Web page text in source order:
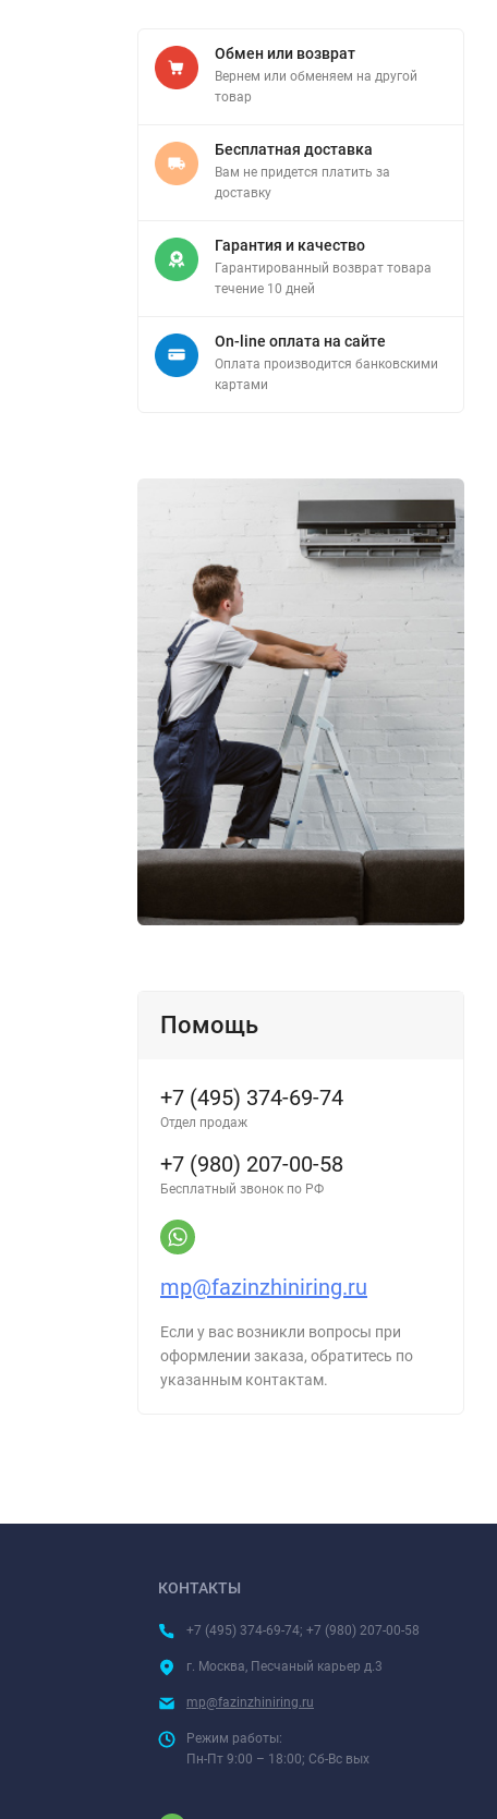
Обмен или возврат
Вернем или обменяем на другой
товар
Бесплатная доставка
Вам не придется платить за
доставку
Гарантия и качество
Гарантированный возврат товара
течение 10 дней
On-line оплата на сайте
Оплата производится банковскими
картами
Помощь
+7 (495) 374-69-74
Отдел продаж
+7 (980) 207-00-58
Бесплатный звонок по РФ
mp@fazinzhiniring.ru
Если у вас возникли вопросы при
оформлении заказа, обратитесь по
указанным контактам.
КОНТАКТЫ
+7 (495) 374-69-74; +7 (980) 207-00-58
г. Москва, Песчаный карьер д.3
mp@fazinzhiniring.ru
Режим работы:
Пн-Пт 9:00 – 18:00; Сб-Вс вых